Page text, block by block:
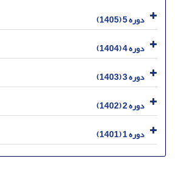
دوره 5 (1405)
دوره 4 (1404)
دوره 3 (1403)
دوره 2 (1402)
دوره 1 (1401)